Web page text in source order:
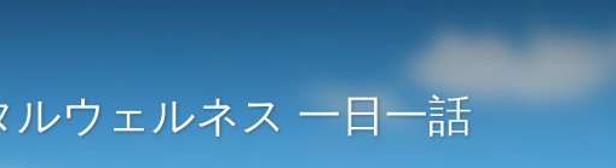
ルウェルネス 一日一話